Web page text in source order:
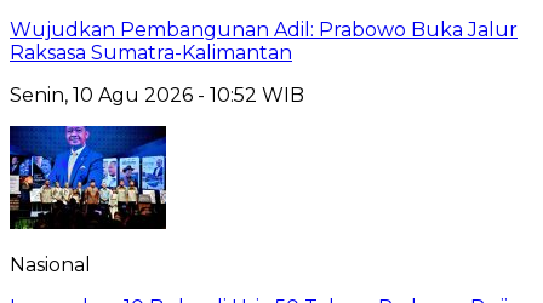
Wujudkan Pembangunan Adil: Prabowo Buka Jalur
Raksasa Sumatra-Kalimantan
Senin, 10 Agu 2026 - 10:52 WIB
Nasional